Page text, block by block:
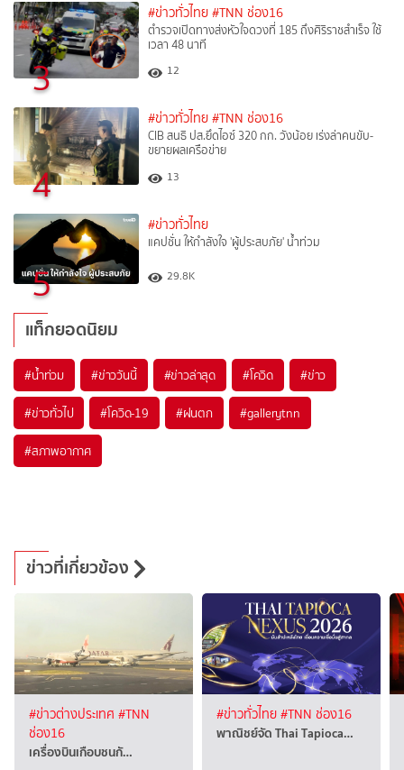
3
#ข่าวทั่วไทย #TNN ช่อง16
ตำรวจเปิดทางส่งหัวใจดวงที่ 185 ถึงศิริราชสำเร็จ ใช้
เวลา 48 นาที
12
4
#ข่าวทั่วไทย #TNN ช่อง16
CIB สนธิ ปส.ยึดไอซ์ 320 กก. วังน้อย เร่งล่าคนขับ-
ขยายผลเครือข่าย
13
5
#ข่าวทั่วไทย
แคปชั่น ให้กำลังใจ 'ผู้ประสบภัย' น้ำท่วม
29.8K
แท็กยอดนิยม
#น้ำท่วม #ข่าววันนี้ #ข่าวล่าสุด #โควิด #ข่าว
#ข่าวทั่วไป #โควิด-19 #ฝนตก #gallerytnn
#สภาพอากาศ
ข่าวที่เกี่ยวข้อง
#ข่าวต่างประเทศ #TNN
ช่อง16
เครื่องบินเกือบชนกั…
#ข่าวทั่วไทย#TNN ช่อง16
พาณิชย์จัด Thai Tapioca…